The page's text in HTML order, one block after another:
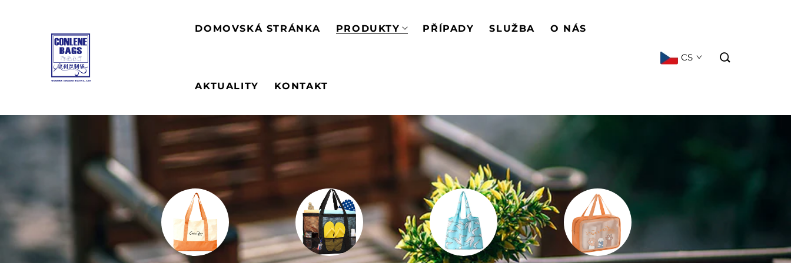
DOMOVSKÁ STRÁNKA PRODUKTY PŘÍPADY SLUŽBA O NÁS
AKTUALITY KONTAKT
CS